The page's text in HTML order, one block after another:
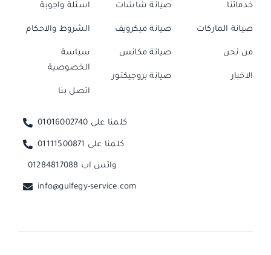
خدماتنا
صيانة الماركات
من نحن
الاخبار
صيانة شاشات
صيانة ميكرويف
صيانة مكانس
صيانة بروجيكتور
اسئلة واجوبة
الشروط والاحكام
سياسة
الخصوصية
اتصل بنا
كلمنا على 01016002740
كلمنا على 01111500871
واتس اب 01284817088
info@gulfegy-service.com